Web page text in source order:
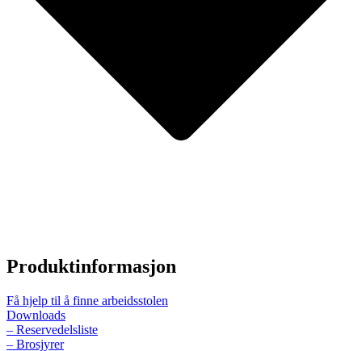
Produktinformasjon
Få hjelp til å finne arbeidsstolen
Downloads
– Reservedelsliste
– Brosjyrer